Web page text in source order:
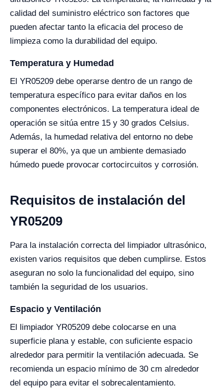
calidad del suministro eléctrico son factores que
pueden afectar tanto la eficacia del proceso de
limpieza como la durabilidad del equipo.
Temperatura y Humedad
El YR05209 debe operarse dentro de un rango de
temperatura específico para evitar daños en los
componentes electrónicos. La temperatura ideal de
operación se sitúa entre 15 y 30 grados Celsius.
Además, la humedad relativa del entorno no debe
superar el 80%, ya que un ambiente demasiado
húmedo puede provocar cortocircuitos y corrosión.
Requisitos de instalación del
YR05209
Para la instalación correcta del limpiador ultrasónico,
existen varios requisitos que deben cumplirse. Estos
aseguran no solo la funcionalidad del equipo, sino
también la seguridad de los usuarios.
Espacio y Ventilación
El limpiador YR05209 debe colocarse en una
superficie plana y estable, con suficiente espacio
alrededor para permitir la ventilación adecuada. Se
recomienda un espacio mínimo de 30 cm alrededor
del equipo para evitar el sobrecalentamiento.